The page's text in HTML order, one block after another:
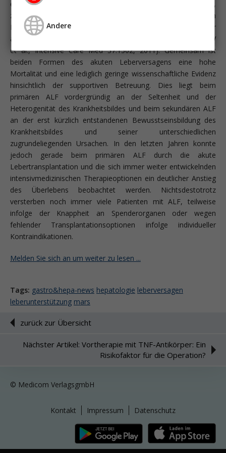
e. schwerste Leberfunktionsstörung infolge eines anderen,
zumeist kardiovaskulären Ereignisses) eine der häufigsten
Leberfunktionsstörungen an der Intensivstation und betrifft vor
allem Personen im fortgeschrittenen Lebensalter (Fuhrmann V
et al., Intensive Care Med 37:1302, 2011). Gemeinsam ist
beiden Formen des akuten Leberversagens eine hohe
Mortalität und eine lediglich geringe wissenschaftliche Evidenz
hinsichtlich der supportiven Betreuung. Dies liegt beim
primären ALF vordergründig an der Seltenheit und der
Heterogenität des Krankheitsbildes und beim sekundären ALF
an der erst kürzlich entstandenen Bewusstseinsbildung des
Krankheitsbildes und seiner unterschiedlichen
zugrundeliegenden Ursachen. In den letzten Jahren konnte
jedoch gerade beim primären ALF durch die akute
Lebertransplantation und die sich immer weiter entwickelnden
intensivmedizinischen Therapieoptionen ein deutlicher Anstieg
des Überlebens beobachtet werden. Nichts­destotrotz
versterben noch immer viele Patienten mit ALF, teilweise
infolge der Knappheit an Spenderorganen oder wegen
fehlender Transplantationsoptionen infolge individueller
Kontraindikationen.
Melden Sie sich an um weiter zu lesen ...
Tags: gastro&hepa-news hepatologie leberversagen
leberunterstützung mars
zurück zur Übersicht
Nächster Artikel: Vortherapie mit TNF-Antikörper: Ein
Risikofaktor für die Operation?
© Medicom VerlagsgmbH
Kontakt Impressum Datenschutz
Andere